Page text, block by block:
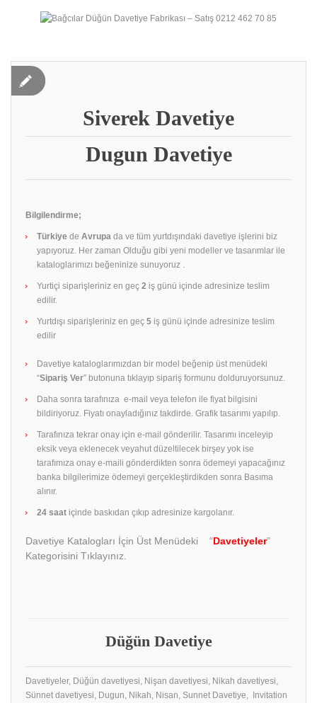
Siverek‎ Davetiye
Dugun Davetiye
Bilgilendirme;
Türkiye de Avrupa da ve tüm yurtdışındaki davetiye işlerini biz
yapıyoruz. Her zaman Olduğu gibi yeni modeller ve tasarımlar ile
kataloglarımızı beğeninize sunuyoruz .
Yurtiçi siparişleriniz en geç 2 iş günü içinde adresinize teslim
edilir.
Yurtdışı siparişleriniz en geç 5 iş günü içinde adresinize teslim
edilir
Davetiye kataloglarımızdan bir model beğenip üst menüdeki
“Sipariş Ver” butonuna tıklayıp sipariş formunu dolduruyorsunuz.
Daha sonra tarafınıza e-mail veya telefon ile fiyat bilgisini
bildiriyoruz. Fiyatı onayladığınız takdirde. Grafik tasarımı yapılıp.
Tarafınıza tekrar onay için e-mail gönderilir. Tasarımı inceleyip
eksik veya eklenecek veyahut düzeltilecek birşey yok ise
tarafımıza onay e-maili gönderdikten sonra ödemeyi yapacağınız
banka bilgilerimize ödemeyi gerçekleştirdikden sonra Basıma
alınır.
24 saat içinde baskıdan çıkıp adresinize kargolanır.
Davetiye Katalogları İçin Üst Menüdeki “Davetiyeler”
Kategorisini Tıklayınız.
Düğün Davetiye
Davetiyeler, Düğün davetiyesi, Nişan davetiyesi, Nikah davetiyesi,
Sünnet davetiyesi, Dugun, Nikah, Nisan, Sunnet Davetiye, Invitation